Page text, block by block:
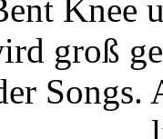
Knee
groß